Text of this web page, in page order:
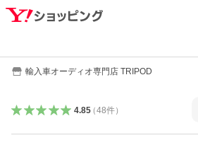
輸入車オーディオ専門店 TRIPOD
4.85（48件）